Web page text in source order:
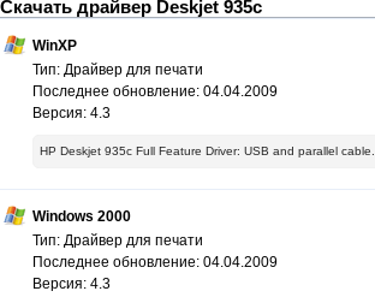
Скачать драйвер Deskjet 935c
WinXP
Тип: Драйвер для печати
Последнее обновление: 04.04.2009
Версия: 4.3
HP Deskjet 935c Full Feature Driver: USB and parallel cable.
Windows 2000
Тип: Драйвер для печати
Последнее обновление: 04.04.2009
Версия: 4.3